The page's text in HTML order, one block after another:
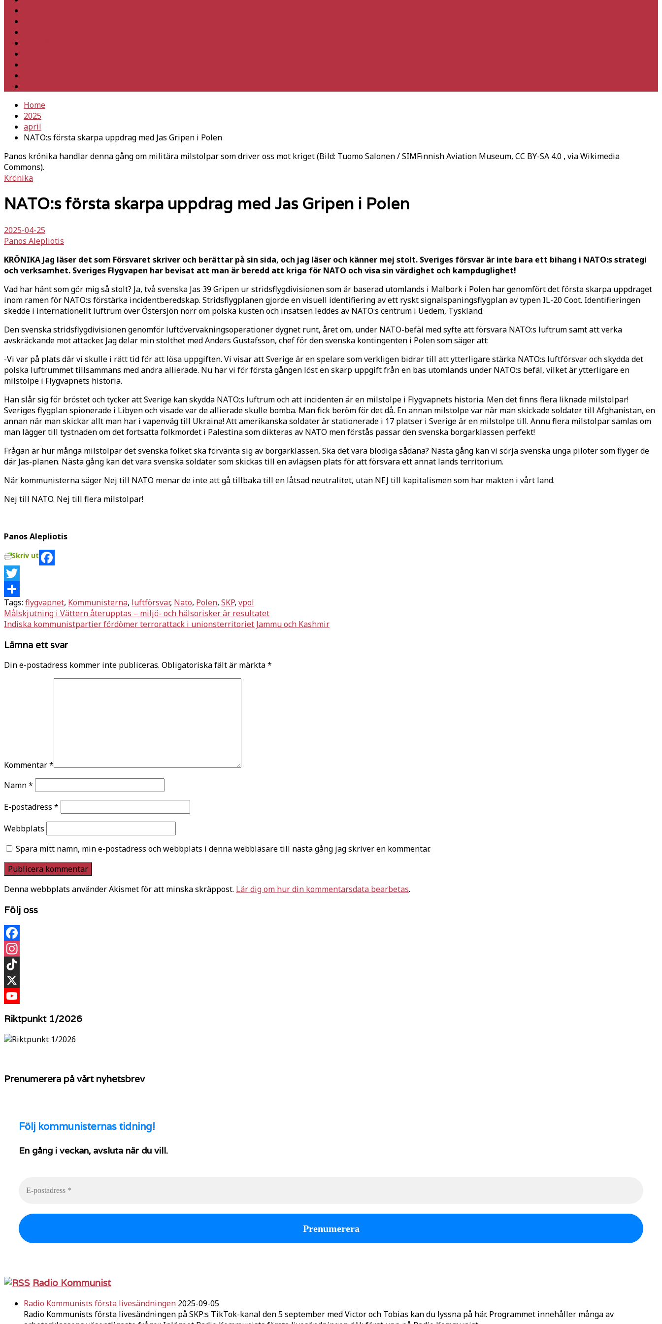
Home
2025
april
NATO:s första skarpa uppdrag med Jas Gripen i Polen
Panos krönika handlar denna gång om militära milstolpar som driver oss mot kriget (Bild: Tuomo Salonen / SIMFinnish Aviation Museum, CC BY-SA 4.0 , via Wikimedia
Commons).
Krönika
NATO:s första skarpa uppdrag med Jas Gripen i Polen
2025-04-25
Panos Alepliotis
KRÖNIKA Jag läser det som Försvaret skriver och berättar på sin sida, och jag läser och känner mej stolt. Sveriges försvar är inte bara ett bihang i NATO:s strategi
och verksamhet. Sveriges Flygvapen har bevisat att man är beredd att kriga för NATO och visa sin värdighet och kampduglighet!
Vad har hänt som gör mig så stolt? Ja, två svenska Jas 39 Gripen ur stridsflygdivisionen som är baserad utomlands i Malbork i Polen har genomfört det första skarpa uppdraget
inom ramen för NATO:s förstärka incidentberedskap. Stridsflygplanen gjorde en visuell identifiering av ett ryskt signalspaningsflygplan av typen IL-20 Coot. Identifieringen
skedde i internationellt luftrum över Östersjön norr om polska kusten och insatsen leddes av NATO:s centrum i Uedem, Tyskland.
Den svenska stridsflygdivisionen genomför luftövervakningsoperationer dygnet runt, året om, under NATO-befäl med syfte att försvara NATO:s luftrum samt att verka
avskräckande mot attacker. Jag delar min stolthet med Anders Gustafsson, chef för den svenska kontingenten i Polen som säger att:
-Vi var på plats där vi skulle i rätt tid för att lösa uppgiften. Vi visar att Sverige är en spelare som verkligen bidrar till att ytterligare stärka NATO:s luftförsvar och skydda det
polska luftrummet tillsammans med andra allierade. Nu har vi för första gången löst en skarp uppgift från en bas utomlands under NATO:s befäl, vilket är ytterligare en
milstolpe i Flygvapnets historia.
Han slår sig för bröstet och tycker att Sverige kan skydda NATO:s luftrum och att incidenten är en milstolpe i Flygvapnets historia. Men det finns flera liknade milstolpar!
Sveriges flygplan spionerade i Libyen och visade var de allierade skulle bomba. Man fick beröm för det då. En annan milstolpe var när man skickade soldater till Afghanistan, en
annan när man skickar allt man har i vapenväg till Ukraina! Att amerikanska soldater är stationerade i 17 platser i Sverige är en milstolpe till. Ännu flera milstolpar samlas om
man lägger till tystnaden om det fortsatta folkmordet i Palestina som dikteras av NATO men förstås passar den svenska borgarklassen perfekt!
Frågan är hur många milstolpar det svenska folket ska förvänta sig av borgarklassen. Ska det vara blodiga sådana? Nästa gång kan vi sörja svenska unga piloter som flyger de
där Jas-planen. Nästa gång kan det vara svenska soldater som skickas till en avlägsen plats för att försvara ett annat lands territorium.
När kommunisterna säger Nej till NATO menar de inte att gå tillbaka till en låtsad neutralitet, utan NEJ till kapitalismen som har makten i vårt land.
Nej till NATO. Nej till flera milstolpar!
Panos Alepliotis
Skriv ut
Facebook
Twitter
Dela
Tags: flygvapnet, Kommunisterna, luftförsvar, Nato, Polen, SKP, vpol
Inläggsnavigering
Målskjutning i Vättern återupptas – miljö- och hälsorisker är resultatet
Indiska kommunistpartier fördömer terrorattack i unionsterritoriet Jammu och Kashmir
Lämna ett svar
Din e-postadress kommer inte publiceras. Obligatoriska fält är märkta*
Kommentar*
Namn*
E-postadress *
Webbplats
Spara mitt namn, min e-postadress och webbplats i denna webbläsare till nästa gång jag skriver en kommentar.
Denna webbplats använder Akismet för att minska skräppost. Lär dig om hur din kommentarsdata bearbetas.
Följ oss
Facebook
Instagram
TikTok
X
Riktpunkt 1/2026
Prenumerera på vårt nyhetsbrev
Följ kommunisternas tidning!
En gång i veckan, avsluta när du vill.
Radio Kommunist
Radio Kommunists första livesändningen 2025-09-05
Radio Kommunists första livesändningen på SKP:s TikTok-kanal den 5 september med Victor och Tobias kan du lyssna på här. Programmet innehåller många av